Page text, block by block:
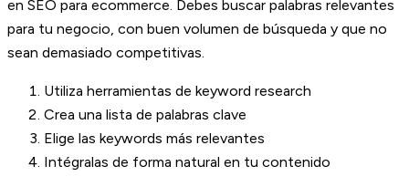
en SEO para ecommerce. Debes buscar palabras relevantes
para tu negocio, con buen volumen de búsqueda y que no
sean demasiado competitivas.
Utiliza herramientas de keyword research
Crea una lista de palabras clave
Elige las keywords más relevantes
Intégralas de forma natural en tu contenido